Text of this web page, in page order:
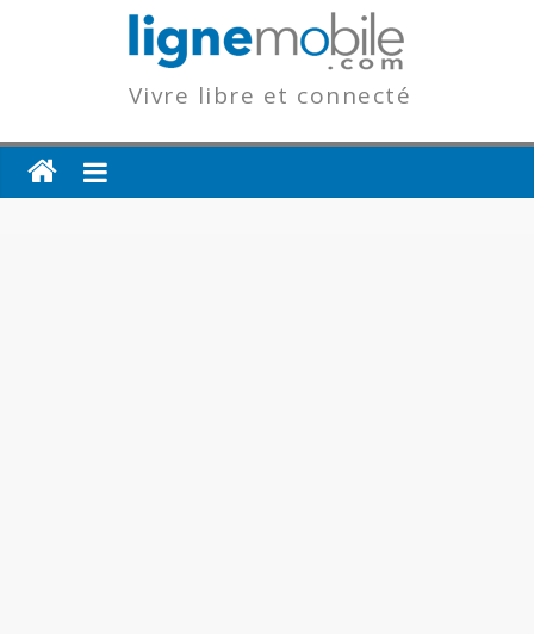
Vivre libre et connecté